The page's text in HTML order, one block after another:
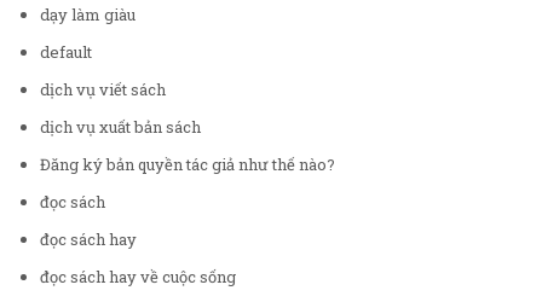
dạy làm giàu
default
dịch vụ viết sách
dịch vụ xuất bản sách
Đăng ký bản quyền tác giả như thế nào?
đọc sách
đọc sách hay
đọc sách hay về cuộc sống